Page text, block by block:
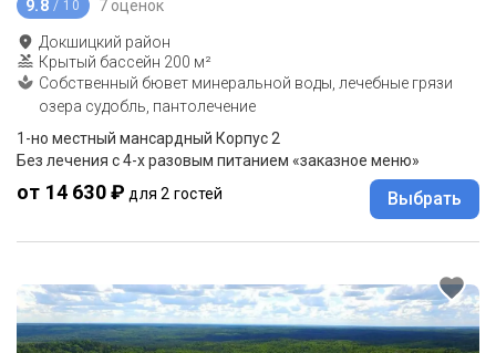
9.8 / 10 7 оценок
Докшицкий район
Крытый бассейн 200 м²
Собственный бювет минеральной воды, лечебные грязи
озера судобль, пантолечение
1-но местный мансардный Корпус 2
Без лечения с 4-х разовым питанием «заказное меню»
от 14 630 ₽ для 2 гостей Выбрать